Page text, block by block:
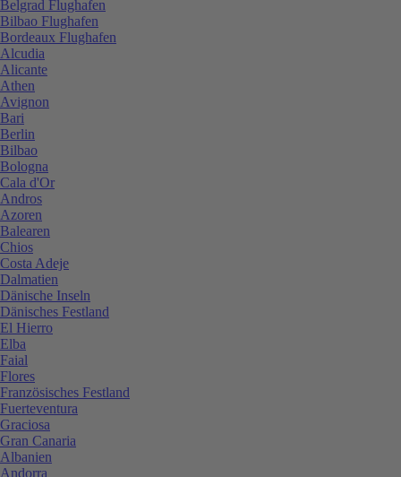
Belgrad Flughafen
Bilbao Flughafen
Bordeaux Flughafen
Alcudia
Alicante
Athen
Avignon
Bari
Berlin
Bilbao
Bologna
Cala d'Or
Andros
Azoren
Balearen
Chios
Costa Adeje
Dalmatien
Dänische Inseln
Dänisches Festland
El Hierro
Elba
Faial
Flores
Französisches Festland
Fuerteventura
Graciosa
Gran Canaria
Albanien
Andorra